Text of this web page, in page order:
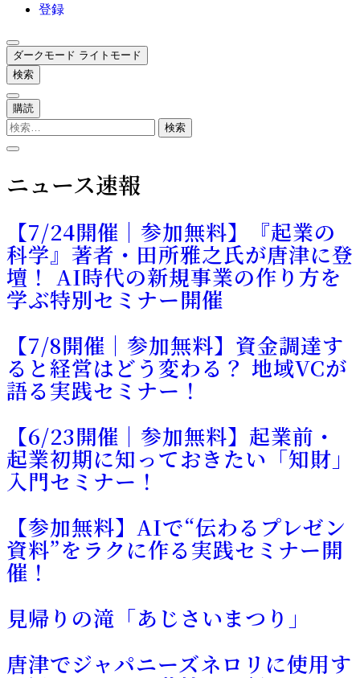
登録
ダークモード ライトモード
検索
購読
検
ニュース速報
【7/24開催｜参加無料】『起業の
科学』著者・田所雅之氏が唐津に登
壇！ AI時代の新規事業の作り方を
学ぶ特別セミナー開催
【7/8開催｜参加無料】資金調達す
ると経営はどう変わる？ 地域VCが
語る実践セミナー！
【6/23開催｜参加無料】起業前・
起業初期に知っておきたい「知財」
入門セミナー！
【参加無料】AIで“伝わるプレゼン
資料”をラクに作る実践セミナー開
催！
見帰りの滝「あじさいまつり」
唐津でジャパニーズネロリに使用す